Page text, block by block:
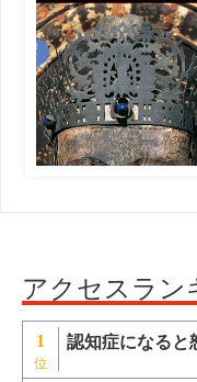
アクセスラン
1 認知症になると